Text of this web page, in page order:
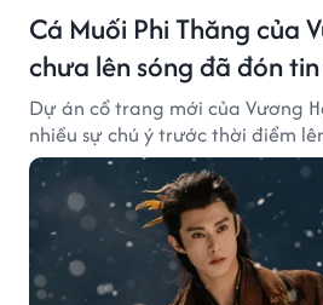
Cá Muối Phi Thăng của
chưa lên sóng đã đón
Dự án cổ trang mới của Vương
nhiều sự chú ý trước thời điểm